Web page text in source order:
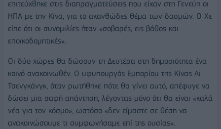
επιτεύχθηκε στις διαπραγματεύσεις που είχαν στη Γενεύη οι
ΗΠΑ με την Κίνα, για το ακανθώδες θέμα των δασμών. Ο Χε
είπε ότι οι συνομιλίες ήταν «σοβαρές, εις βάθος και
εποικοδομητικές».
Οι δύο χώρες θα δώσουν τη Δευτέρα στη δημοσιότητα ένα
κοινό ανακοινωθέν. Ο υφυπουργός Εμπορίου της Κίνας Λι
Τσενγκάνγκ, όταν ρωτήθηκε πότε θα γίνει αυτό, απέφυγε να
δώσει μια σαφή απάντηση, λέγοντας μόνο ότι θα είναι «καλά
νέα για τον κόσμο», ωστόσο «δεν είμαστε σε θέση να
ανακοινώσουμε τι συμφωνήσαμε επί της ουσίας».